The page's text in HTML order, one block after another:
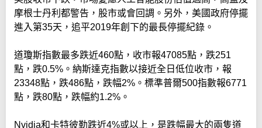
摩根士丹利都警告，股市或會回調。另外，美國政府停擺
進入第35天，追平2019年創下的最長停擺紀錄。
道瓊斯指數最多跌近460點，收市報47085點，跌251
點，跌0.5%。納斯達克指數以接近全日低位收市，報
23348點，跌486點，跌幅2%。標準普爾500指數報6771
點，跌80點，跌幅約1.2%。
Nvidia和卡特彼勒跌近4%或以上，是跌幅最大的兩隻道